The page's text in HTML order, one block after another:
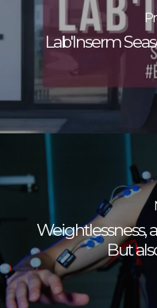
Lab'Inserm
Weightlessness,
But